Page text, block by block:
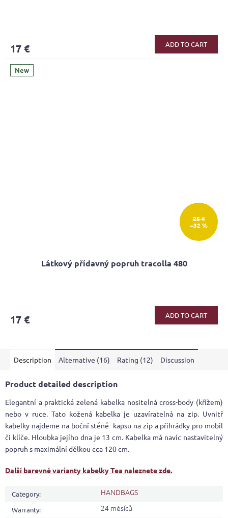
17 € ADD TO CART
New
25 €
–32 %
Látkový přídavný popruh tracolla 480
17 € ADD TO CART
Description Alternative (16) Rating (12) Discussion
Product detailed description
Elegantní a praktická zelená kabelka nositelná cross-body (křížem)
nebo v ruce. Tato kožená kabelka je uzavíratelná na zip. Uvnitř
kabelky najdeme na boční stěně kapsu na zip a přihrádky pro mobil
či klíče. Hloubka jejího dna je 13 cm. Kabelka má navíc nastavitelný
popruh s maximální délkou cca 120 cm.
Další barevné varianty kabelky Tea naleznete zde.
Category: HANDBAGS
Warranty: 24 měsíců